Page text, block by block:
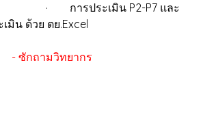
ะเมิน P2-P7 และ
มิน ด้วย ตย.Excel
- ซักถามวิทยากร